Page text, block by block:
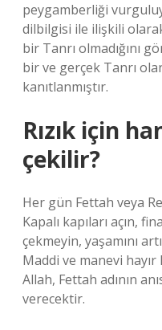
peygamberliği
dilbilgisi ile ilişkili
bir Tanrı olmadığını
bir ve gerçek Tanrı olan
kanıtlanmıştır.
Rızık için
çekilir?
Her gün Fettah veya
Kapalı kapıları açın,
çekmeyin, yaşamını
Maddi ve manevi
Allah, Fettah adının
verecektir.